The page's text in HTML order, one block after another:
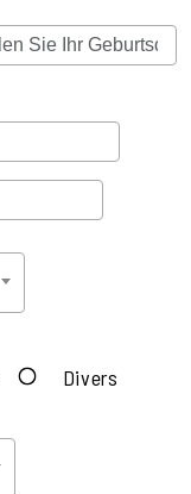
Divers